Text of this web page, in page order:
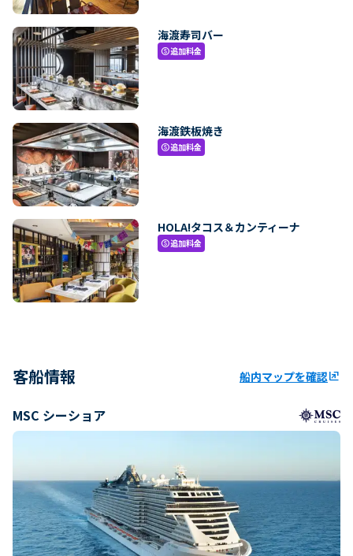
海渡寿司バー
paid追加料金
海渡鉄板焼き
paid追加料金
HOLA!タコス＆カンティーナ
paid追加料金
客船情報 船内マップを確認ungroup
MSC シーショア